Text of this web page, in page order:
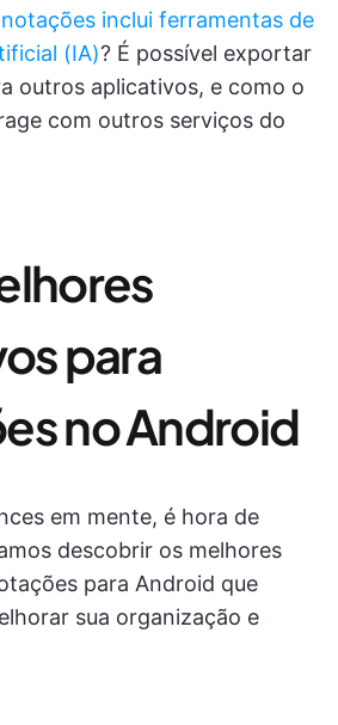
inclui ferramentas de
(IA)? É possível exportar
outros aplicativos, e como o
com outros serviços do
para
no Android
em mente, é hora de
descobrir os melhores
para Android que
sua organização e